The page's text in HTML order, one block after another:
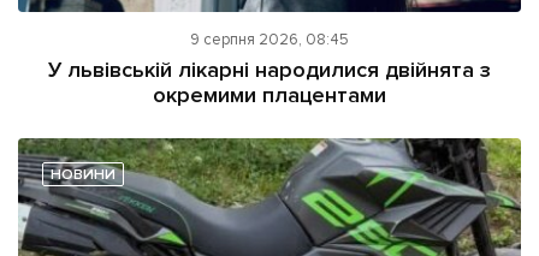
9 серпня 2026, 08:45
У львівській лікарні народилися двійнята з
окремими плацентами
НОВИНИ